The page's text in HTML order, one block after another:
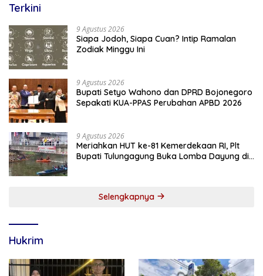
Terkini
9 Agustus 2026
Siapa Jodoh, Siapa Cuan? Intip Ramalan
Zodiak Minggu Ini
9 Agustus 2026
Bupati Setyo Wahono dan DPRD Bojonegoro
Sepakati KUA-PPAS Perubahan APBD 2026
9 Agustus 2026
Meriahkan HUT ke-81 Kemerdekaan RI, Plt
Bupati Tulungagung Buka Lomba Dayung di
Selengkapnya
Hukrim